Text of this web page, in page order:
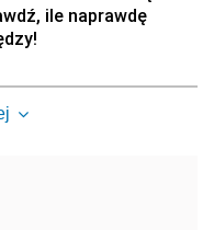
ile naprawdę